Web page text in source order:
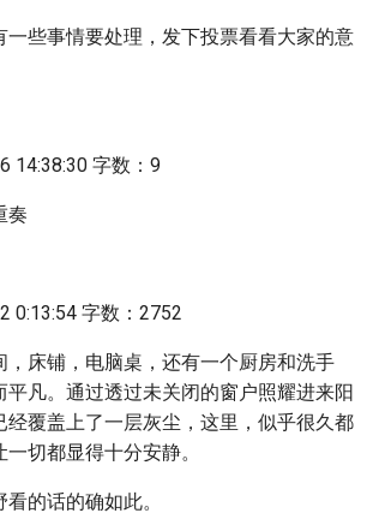
一些事情要处理，发下投票看看大家的意
14:38:30 字数：9
奏
0:13:54 字数：2752
，床铺，电脑桌，还有一个厨房和洗手
平凡。通过透过未关闭的窗户照耀进来阳
经覆盖上了一层灰尘，这里，似乎很久都
切都显得十分安静。
的话的确如此。